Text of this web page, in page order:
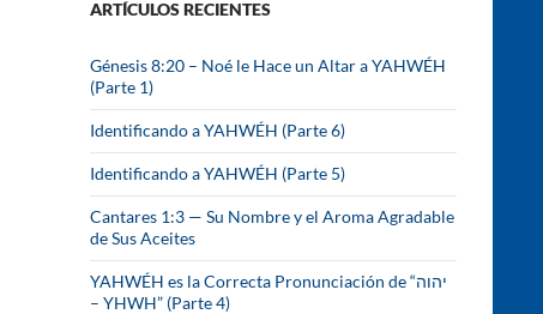
r
ARTÍCULOS RECIENTES
Génesis 8:20 – Noé le Hace un Altar a YAHWÉH
(Parte 1)
Identificando a YAHWÉH (Parte 6)
Identificando a YAHWÉH (Parte 5)
Cantares 1:3 — Su Nombre y el Aroma Agradable
de Sus Aceites
YAHWÉH es la Correcta Pronunciación de “יהוה
– YHWH” (Parte 4)